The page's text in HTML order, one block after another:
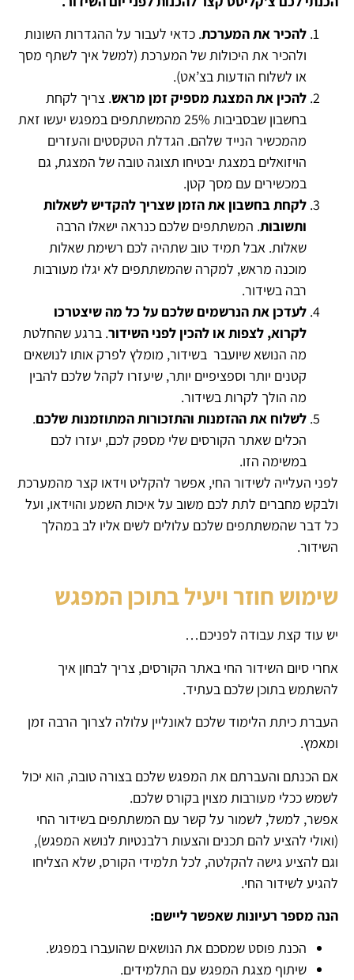
להכיר את המערכת. כדאי לעבור על ההגדרות השונות
ולהכיר את היכולות של המערכת (למשל איך לשתף מסך
או לשלוח הודעות בצ’אט).
להכין את המצגת מספיק זמן מראש. צריך לקחת
בחשבון שבסביבות 25% מהמשתתפים במפגש יעשו זאת
מהמכשיר הנייד שלהם. הגדלת הטקסטים והעזרים
הויזואלים במצגת יבטיחו תצוגה טובה של המצגת, גם
במכשירים עם מסך קטן.
לקחת בחשבון את הזמן שצריך להקדיש לשאלות
ותשובות. המשתתפים שלכם כנראה ישאלו הרבה
שאלות. אבל תמיד טוב שתהיה לכם רשימת שאלות
מוכנה מראש, למקרה שהמשתתפים לא יגלו מעורבות
רבה בשידור.
לעדכן את הנרשמים שלכם על כל מה שיצטרכו
לקרוא, לצפות או להכין לפני השידור. ברגע שהחלטת
מה הנושא שיועבר בשידור, מומלץ לפרק אותו לנושאים
קטנים יותר וספציפיים יותר, שיעזרו לקהל שלכם להבין
מה הולך לקרות בשידור.
לשלוח את ההזמנות והתזכורות המתוזמנות שלכם.
הכלים שאתר הקורסים שלי מספק לכם, יעזרו לכם
במשימה הזו.
לפני העלייה לשידור החי, אפשר להקליט וידאו קצר מהמערכת
ולבקש מחברים לתת לכם משוב על איכות השמע והוידאו, ועל
כל דבר שהמשתתפים שלכם עלולים לשים אליו לב במהלך
השידור.
שימוש חוזר ויעיל בתוכן המפגש
יש עוד קצת עבודה לפניכם…
אחרי סיום השידור החי באתר הקורסים, צריך לבחון איך
להשתמש בתוכן שלכם בעתיד.
העברת כיתת הלימוד שלכם לאונליין עלולה לצרוך הרבה זמן
ומאמץ.
אם הכנתם והעברתם את המפגש שלכם בצורה טובה, הוא יכול
לשמש ככלי מעורבות מצוין בקורס שלכם.
אפשר, למשל, לשמור על קשר עם המשתתפים בשידור החי
(ואולי להציע להם תכנים והצעות רלבנטיות לנושא המפגש),
וגם להציע גישה להקלטה, לכל תלמידי הקורס, שלא הצליחו
להגיע לשידור החי.
הנה מספר רעיונות שאפשר ליישם:
הכנת פוסט שמסכם את הנושאים שהועברו במפגש.
שיתוף מצגת המפגש עם התלמידים.